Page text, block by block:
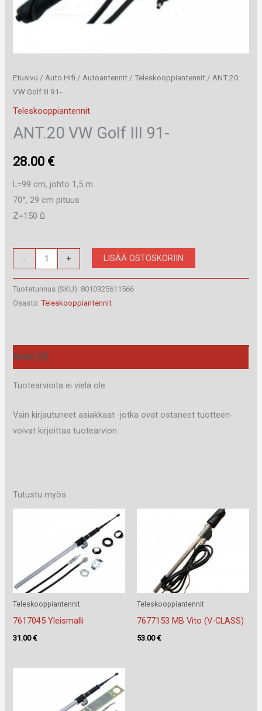
Etusivu / Auto Hifi / Autoantennit /Teleskooppiantennit / ANT.20
VW Golf III 91-
Teleskooppiantennit
ANT.20 VW Golf III 91-
28.00 €
L=99 cm, johto 1,5 m
70°, 29 cm pituus
Z=150 Ω
-
VW
Golf
III
+ LISÄÄ OSTOSKORIIN
Tuotetunnus (SKU): 8010925611566
Osasto:Teleskooppiantennit
Arviot (0)
Tuotearvioita ei vielä ole.
Vain kirjautuneet asiakkaat -jotka ovat ostaneet tuotteen-
voivat kirjoittaa tuotearvion.
Tutustu myös
Teleskooppiantennit
7617045 Yleismalli
31.00€
Teleskooppiantennit
7677153 MB Vito (V-CLASS)
53.00€